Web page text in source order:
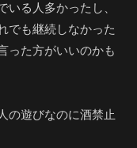
る人多かったし、
でも継続しなかった
った方がいいのかも
の遊びなのに酒禁止